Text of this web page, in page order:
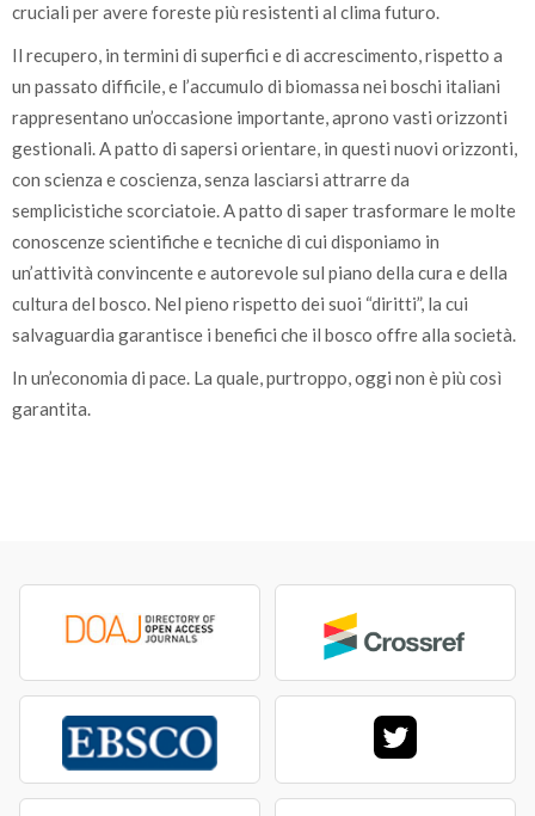
cruciali per avere foreste più resistenti al clima futuro.
Il recupero, in termini di superfici e di accrescimento, rispetto a
un passato difficile, e l’accumulo di biomassa nei boschi italiani
rappresentano un’occasione importante, aprono vasti orizzonti
gestionali. A patto di sapersi orientare, in questi nuovi orizzonti,
con scienza e coscienza, senza lasciarsi attrarre da
semplicistiche scorciatoie. A patto di saper trasformare le molte
conoscenze scientifiche e tecniche di cui disponiamo in
un’attività convincente e autorevole sul piano della cura e della
cultura del bosco. Nel pieno rispetto dei suoi “diritti”, la cui
salvaguardia garantisce i benefici che il bosco offre alla società.
In un’economia di pace. La quale, purtroppo, oggi non è più così
garantita.